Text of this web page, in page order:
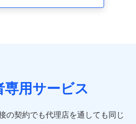
、建物の構造や築年数などの情報、
。例として、保険契約者及び被保険
年月日、性別、保険契約者と被保険
年数などの情報、ペットの種類や年
専用サービス
の契約でも代理店を通しても同じ